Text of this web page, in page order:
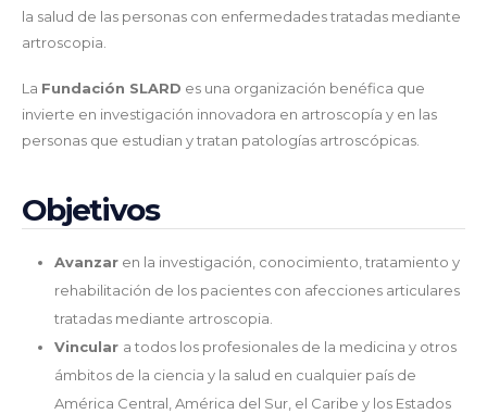
la salud de las personas con enfermedades tratadas mediante
artroscopia.
La Fundación SLARD es una organización benéfica que
invierte en investigación innovadora en artroscopía y en las
personas que estudian y tratan patologías artroscópicas.
Objetivos
Avanzaren la investigación, conocimiento, tratamiento y
rehabilitación de los pacientes con afecciones articulares
tratadas mediante artroscopia.
Vincular a todos los profesionales de la medicina y otros
ámbitos de la ciencia y la salud en cualquier país de
América Central, América del Sur, el Caribe y los Estados